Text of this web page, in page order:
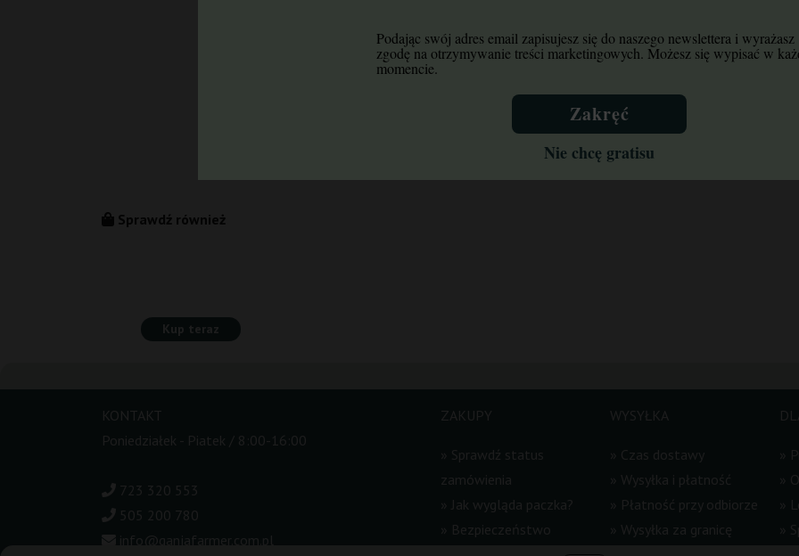
Znasz już ten produkt? Dodaj opinię i odbierz bonus.
Dodaj opinię
Sprawdź również
Kup teraz
KONTAKT
Poniedziałek - Piatek / 8:00-16:00
723 320 553
505 200 780
info@ganjafarmer.com.pl
ZAKUPY
Sprawdź status
zamówienia
Jak wygląda paczka?
Bezpieczeństwo
WYSYŁKA
Czas dostawy
Wysyłka i płatność
Płatność przy odbiorze
Wysyłka za granicę
Podając swój adres email zapisujesz się do naszego newslettera i wyrażasz
zgodę na otrzymywanie treści marketingowych. Możesz się wypisać w
momencie.
Zakręć
Nie chcę gratisu